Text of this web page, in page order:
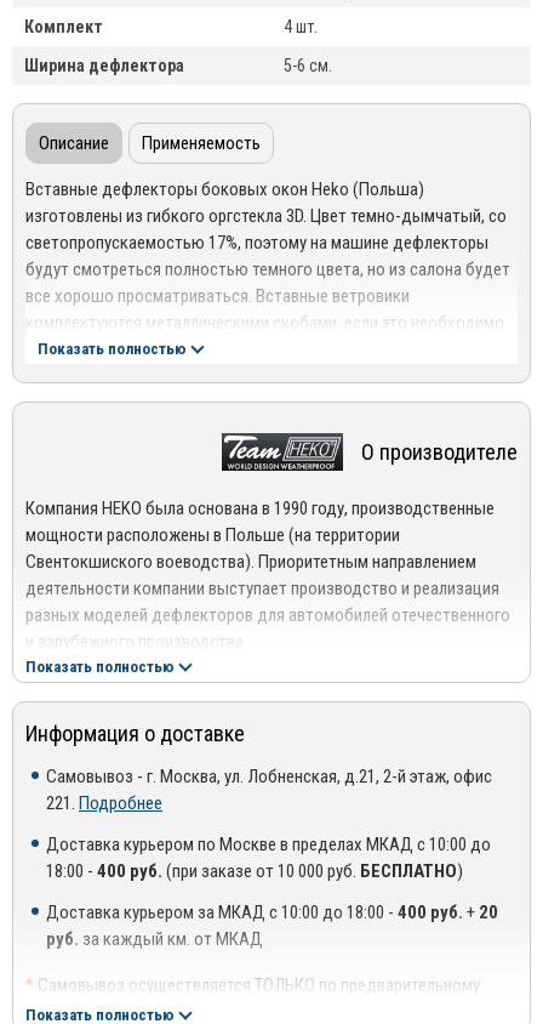
Комплект
4 шт.
Ширина дефлектора
5-6 см.
Описание Применяемость
Вставные дефлекторы боковых окон Heko (Польша)
изготовлены из гибкого оргстекла 3D. Цвет темно-дымчатый, со
светопропускаемостью 17%, поэтому на машине дефлекторы
будут смотреться полностью темного цвета, но из салона будет
все хорошо просматриваться. Вставные ветровики
комплектуются металлическими скобами, если это необходимо
для установки на Ваш автомобиль.
Видео инструкция по установке:
Показать полностью
О производителе
Компания HEKO была основана в 1990 году, производственные
мощности расположены в Польше (на территории
Свентокшиского воеводства). Приоритетным направлением
деятельности компании выступает производство и реализация
разных моделей дефлекторов для автомобилей отечественного
и зарубежного производства.
С момента создания предприятие стремительно и активно
развивается, постоянно совершенствуя не только
производственные мощности, но также качество выпускаемой
компании HEKO включает более 2500 наименований аксессуаров
для легковых и грузовых автомобилей, спецтехники и автобусов.
Ассортимент продукции представлен следующими позициями:
Дефлекторы люка;
Декоративные горизонтальные и вертикальные планки задней
крышки;
Показать полностью
Информация о доставке
Самовывоз - г. Москва, ул. Лобненская, д.21, 2-й этаж, офис
221. Подробнее
Доставка курьером по Москве в пределах МКАД с 10:00 до
18:00 - 400 руб. (при заказе от 10 000 руб. БЕСПЛАТНО)
Доставка курьером за МКАД с 10:00 до 18:00 - 400 руб. + 20
руб. за каждый км. от МКАД
* Самовывоз осуществляется ТОЛЬКО по предварительному
согласованию с менеджером!
Показать полностью